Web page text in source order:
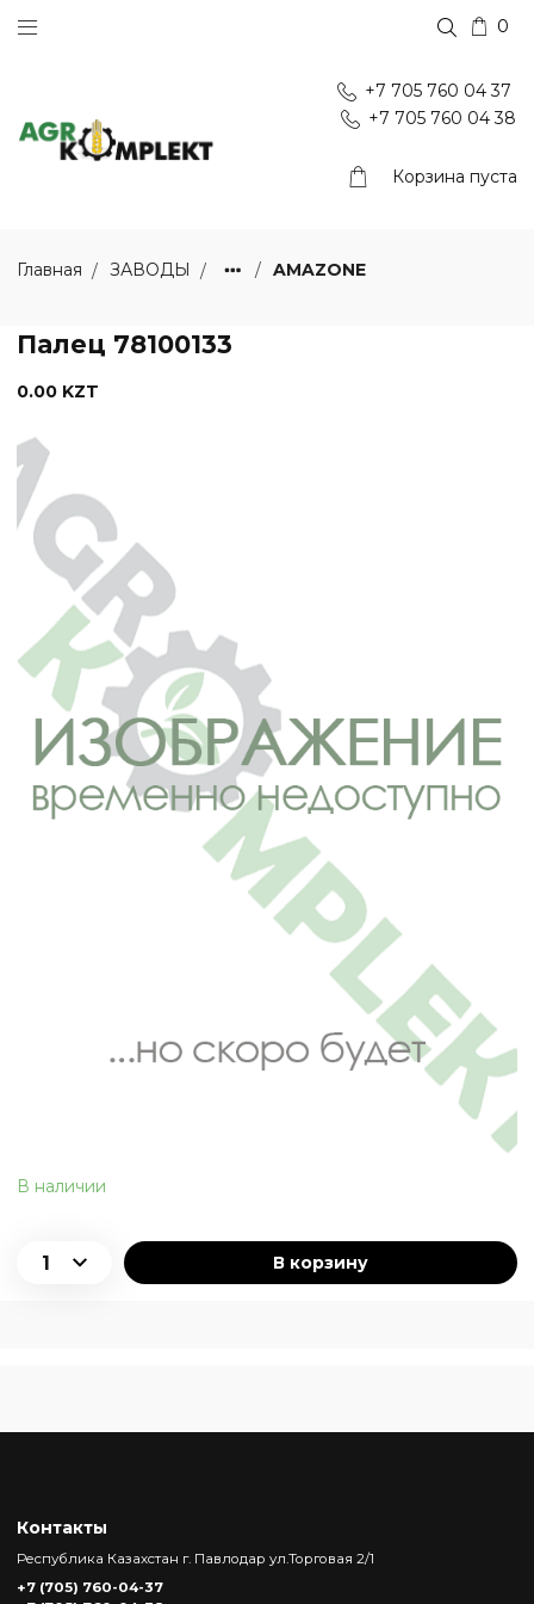
0
+7 705 760 04 37
+7 705 760 04 38
Корзина пуста
Главная ЗАВОДЫ AMAZONE
Палец 78100133
В наличии
0.00 KZT
В корзину
Контакты
Республика Казахстан г. Павлодар ул.Торговая 2/1
+7 (705) 760-04-37